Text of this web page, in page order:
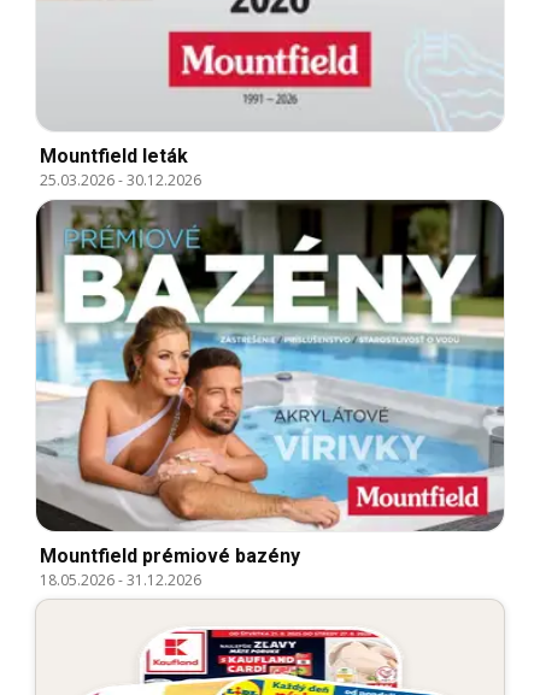
Mountfield leták
25.03.2026-30.12.2026
Mountfield prémiové bazény
18.05.2026-31.12.2026